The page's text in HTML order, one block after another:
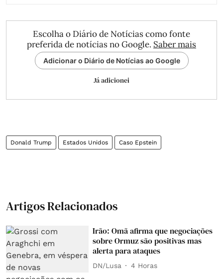
Escolha o Diário de Notícias como fonte
preferida de notícias no Google. Saber mais
Adicionar o Diário de Notícias ao Google
Já adicionei
Donald Trump Estados Unidos Caso Epstein
Artigos Relacionados
Irão: Omã afirma que negociações
sobre Ormuz são positivas mas
alerta para ataques
DN/Lusa 4 Horas